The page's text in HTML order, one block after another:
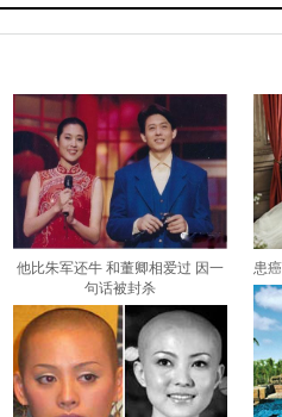
他比朱军还牛 和董卿相爱过 因一
句话被封杀
患